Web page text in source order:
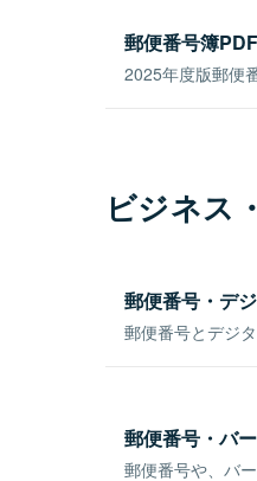
郵便番号簿
2025年度版郵便
ビジネス
郵便番号・デ
郵便番号とデジ
郵便番号・バ
郵便番号や、バ